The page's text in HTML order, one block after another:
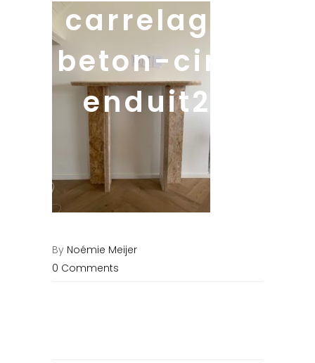
carrelage-
beton-cire-
enduit25
By Noémie Meijer
0 Comments